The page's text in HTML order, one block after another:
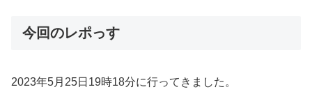
今回のレポっす
2023年5月25日19時18分に行ってきました。